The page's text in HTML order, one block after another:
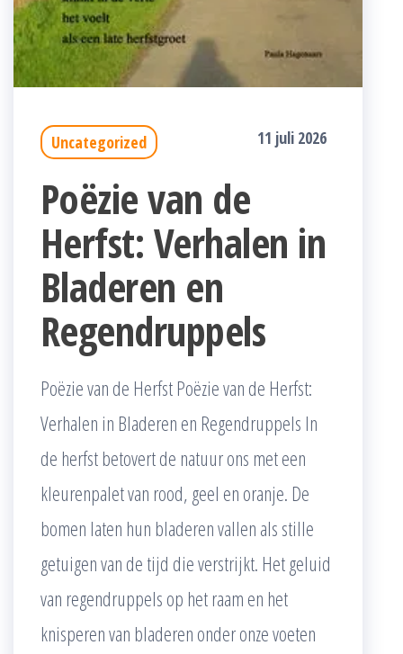
Uncategorized 11 juli 2026
Poëzie van de
Herfst: Verhalen in
Bladeren en
Regendruppels
Poëzie van de Herfst Poëzie van de Herfst:
Verhalen in Bladeren en Regendruppels In
de herfst betovert de natuur ons met een
kleurenpalet van rood, geel en oranje. De
bomen laten hun bladeren vallen als stille
getuigen van de tijd die verstrijkt. Het geluid
van regendruppels op het raam en het
knisperen van bladeren onder onze voeten